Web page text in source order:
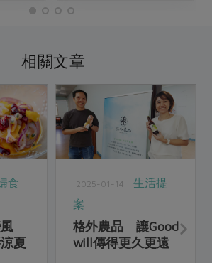
相關文章
食
夏
2025-01-14
生活提
案
格外農品 讓Good
will傳得更久更遠